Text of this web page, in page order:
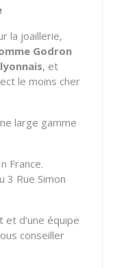
la joaillerie,
Godron
, et
le moins cher
large gamme
France.
3 Rue Simon
et d'une équipe
conseiller